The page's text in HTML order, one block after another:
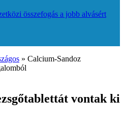
összefogás a jobb alvásért
» Calcium-Sandoz
vontak ki